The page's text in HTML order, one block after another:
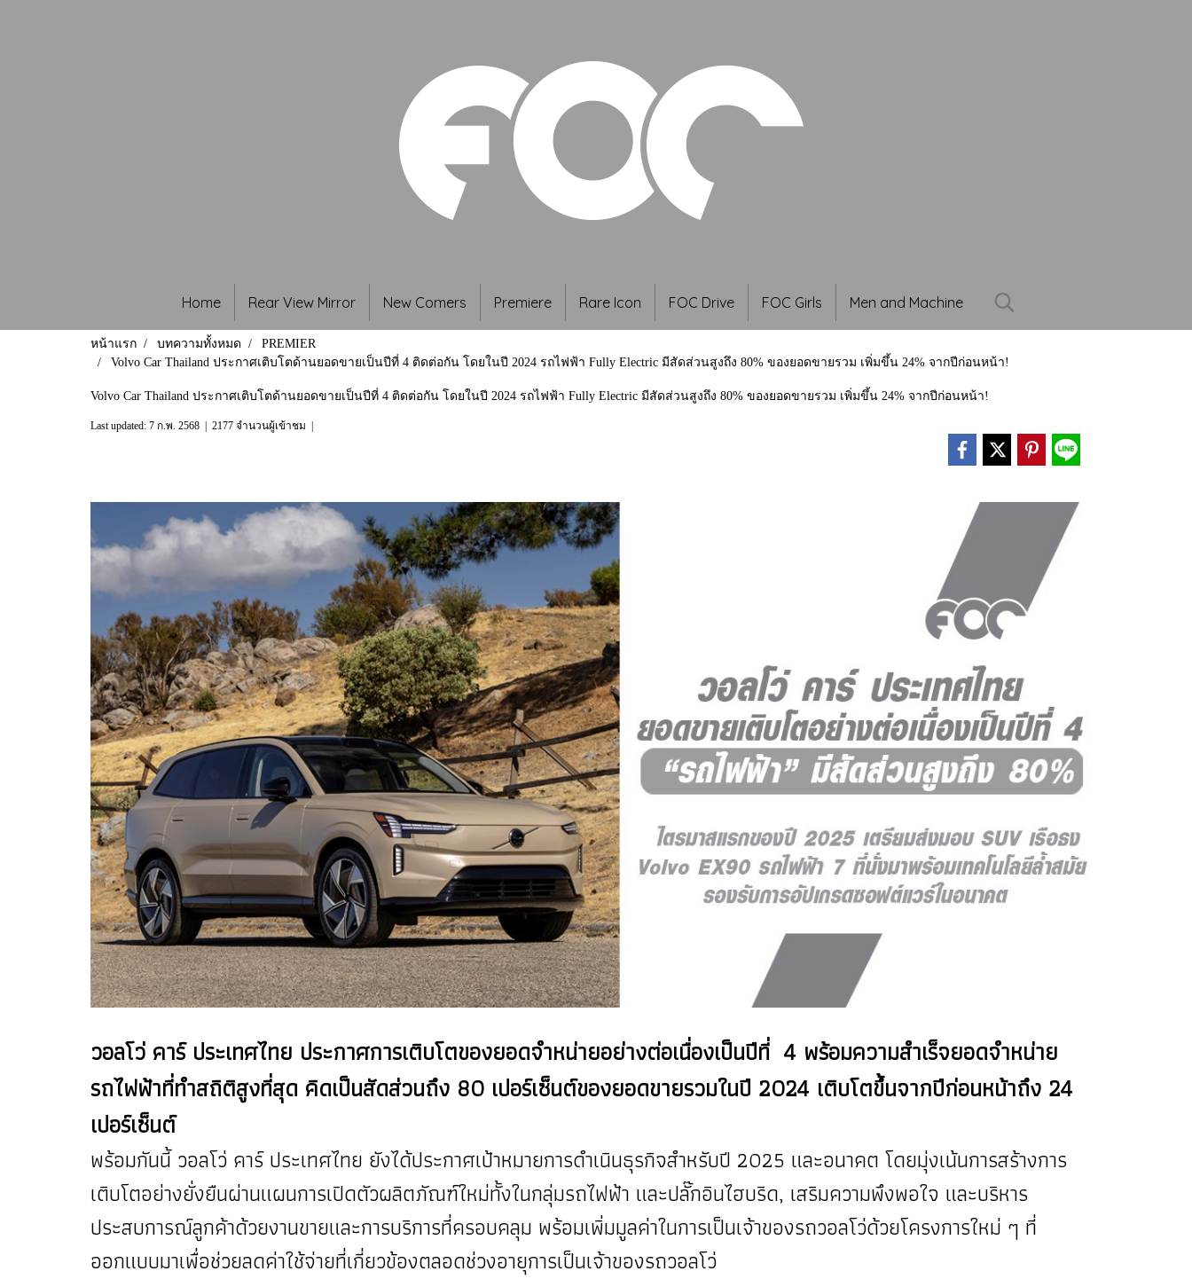
Home Rear View Mirror New Comers Premiere Rare Icon FOC Drive FOC Girls Men and Machine
หน้าแรก บทความทั้งหมด
PREMIER
Volvo Car Thailand ประกาศเติบโตด้านยอดขายเป็นปีที่ 4 ติดต่อกัน โดยในปี 2024 รถไฟฟ้า Fully Electric มีสัดส่วนสูงถึง 80% ของยอดขายรวม เพิ่มขึ้น 24% จากปีก่อนหน้า!
Volvo Car Thailand ประกาศเติบโตด้านยอดขายเป็นปีที่ 4 ติดต่อกัน โดยในปี 2024 รถไฟฟ้า Fully Electric มีสัดส่วนสูงถึง 80% ของยอดขายรวม เพิ่มขึ้น 24% จากปีก่อนหน้า!
Last updated: 7 ก.พ. 2568 2177 จำนวนผู้เข้าชม
วอลโว่ คาร์ ประเทศไทย ประกาศการเติบโตของยอดจำหน่ายอย่างต่อเนื่องเป็นปีที่ 4 พร้อมความสำเร็จยอดจำหน่าย
รถไฟฟ้าที่ทำสถิติสูงที่สุด คิดเป็นสัดส่วนถึง 80 เปอร์เซ็นต์ของยอดขายรวมในปี 2024 เติบโตขึ้นจากปีก่อนหน้าถึง 24
เปอร์เซ็นต์
พร้อมกันนี้ วอลโว่ คาร์ ประเทศไทย ยังได้ประกาศเป้าหมายการดำเนินธุรกิจสำหรับปี 2025 และอนาคต โดยมุ่งเน้นการสร้างการ
เติบโตอย่างยั่งยืนผ่านแผนการเปิดตัวผลิตภัณฑ์ใหม่ทั้งในกลุ่มรถไฟฟ้า และปลั๊กอินไฮบริด, เสริมความพึงพอใจ และบริหาร
ประสบการณ์ลูกค้าด้วยงานขายและการบริการที่ครอบคลุม พร้อมเพิ่มมูลค่าในการเป็นเจ้าของรถวอลโว่ด้วยโครงการใหม่ ๆ ที่
ออกแบบมาเพื่อช่วยลดค่าใช้จ่ายที่เกี่ยวข้องตลอดช่วงอายุการเป็นเจ้าของรถวอลโว่